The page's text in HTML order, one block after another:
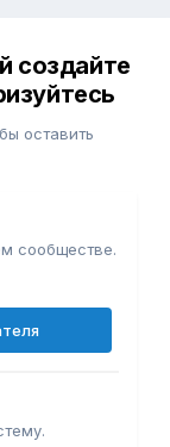
создайте
оставить
сообществе.